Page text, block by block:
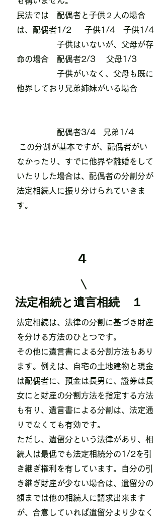
民法では 配偶者と子供２人の場合
は、配偶者1/2 子供1/4 子供1/4
子供はいないが、父母が存
命の場合 配偶者2/3 父母1/3
子供がいなく、父母も既に
他界しており兄弟姉妹がいる場合
配偶者3/4 兄弟1/4
この分割が基本ですが、配偶者がい
なかったり、すでに他界や離婚をして
いたりした場合は、配偶者の分割分が
法定相続人に振り分けられていきま
す。
4
​法定相続と遺言相続 １
法定相続は、法律の分割に基づき財産
を分ける方法のひとつです。
その他に遺言書による分割方法もあり
ます。例えは、自宅の土地建物と現金
は配偶者に、預金は長男に、證券は長
女にと財産の分割方法を指定する方法
も有り、遺言書による分割は、法定通
りでなくても有効です。
​ただし、遺留分という法律があり、相
続人は最低でも法定相続分の1/2を引
き継ぎ権利を有しています。自分の引
き継ぎ財産が少ない場合は、遺留分の
額までは他の相続人に請求出来ます
が、合意していれば遺留分より少なく